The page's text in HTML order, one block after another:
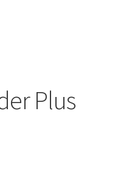
Plus